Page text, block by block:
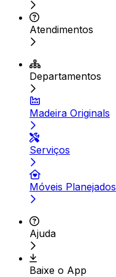
Atendimentos
Departamentos
Madeira Originals
Serviços
Móveis Planejados
Ajuda
Baixe o App